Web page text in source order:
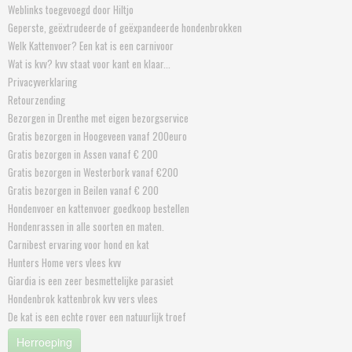
Weblinks toegevoegd door Hiltjo
Geperste, geëxtrudeerde of geëxpandeerde hondenbrokken
Welk Kattenvoer? Een kat is een carnivoor
Wat is kvv? kvv staat voor kant en klaar...
Privacyverklaring
Retourzending
Bezorgen in Drenthe met eigen bezorgservice
Gratis bezorgen in Hoogeveen vanaf 200euro
Gratis bezorgen in Assen vanaf € 200
Gratis bezorgen in Westerbork vanaf €200
Gratis bezorgen in Beilen vanaf € 200
Hondenvoer en kattenvoer goedkoop bestellen
Hondenrassen in alle soorten en maten.
Carnibest ervaring voor hond en kat
Hunters Home vers vlees kvv
Giardia is een zeer besmettelijke parasiet
Hondenbrok kattenbrok kvv vers vlees
De kat is een echte rover een natuurlijk troef
Herroeping